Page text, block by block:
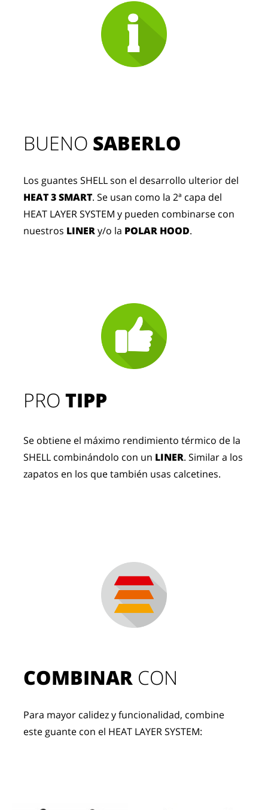
PROTIPP
Se obtiene el máximo rendimiento térmico de la
SHELL combinándolo con un LINER. Similar a los
zapatos en los que también usas calcetines.
BUENO SABERLO
Los guantes SHELL son el desarrollo ulterior del
HEAT 3 SMART. Se usan como la 2ª capa del
HEAT LAYER SYSTEM y pueden combinarse con
nuestros LINERy/o la POLAR HOOD.
COMBINAR CON
Para mayor calidez y funcionalidad, combine
este guante con el HEAT LAYER SYSTEM: